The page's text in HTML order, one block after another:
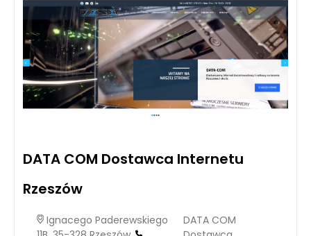
DATA COM Dostawca Internetu
Rzeszów
Ignacego Paderewskiego
DATA COM